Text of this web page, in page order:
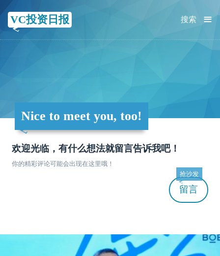
VC投资日报 ≡
搜索
Nice to meet you, too!
欢迎光临，有什么想法就留言告诉我吧！
你的精彩评论可能会出现在这里哦！
留言
抢沙发